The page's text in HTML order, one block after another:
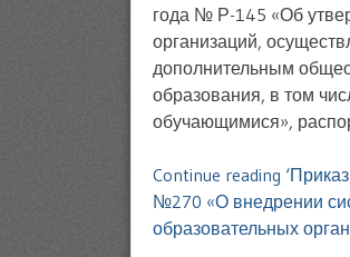
года № Р-145 «Об
организаций,
дополнительным
образования, в том
обучающимися»,
Continue reading
№270 «О внедрении
образовательных